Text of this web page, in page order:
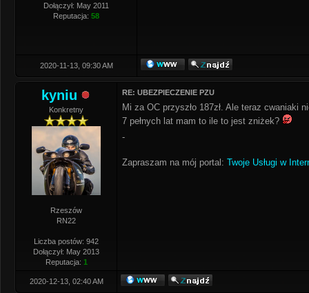
Dołączył: May 2011
Reputacja: 58
2020-11-13, 09:30 AM
kyniu
Konkretny
Rzeszów
RN22
Liczba postów: 942
Dołączył: May 2013
Reputacja: 1
RE: UBEZPIECZENIE PZU
Mi za OC przyszło 187zł. Ale teraz cwaniaki
7 pełnych lat mam to ile to jest zniżek?
-
Zapraszam na mój portal: Twoje Usługi w
2020-12-13, 02:40 AM